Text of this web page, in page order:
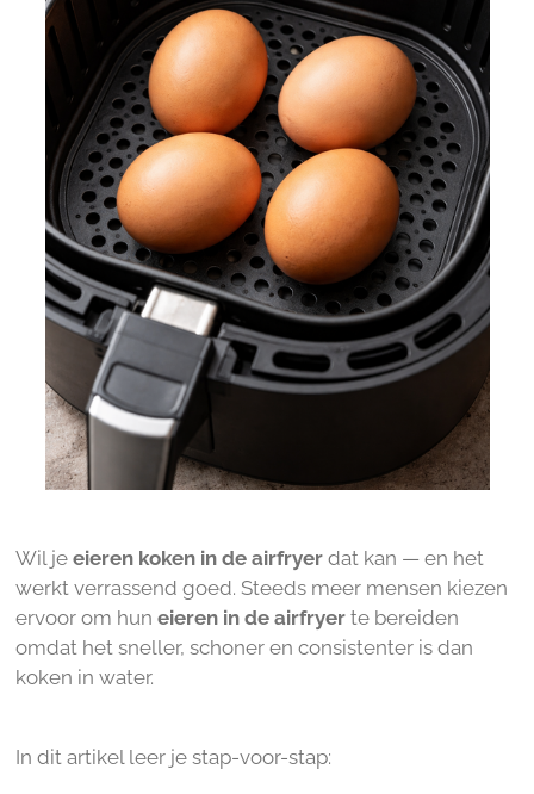
Wil je eieren koken in de airfryerdat kan — en het
werkt verrassend goed. Steeds meer mensen kiezen
ervoor om hun eieren in de airfryerte bereiden
omdat het sneller, schoner en consistenter is dan
koken in water.
In dit artikel leer je stap-voor-stap: